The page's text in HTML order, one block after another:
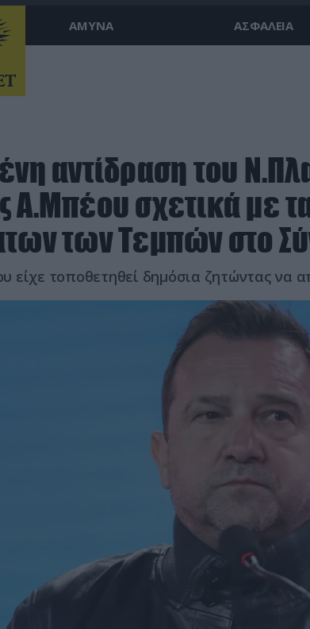
ΑΜΥΝΑ ΑΣΦΑΛΕΙΑ
αντίδραση του
Α.Μπέου σχετικά με
των Τεμπών στο
είχε τοποθετηθεί δημόσια ζητώντας να